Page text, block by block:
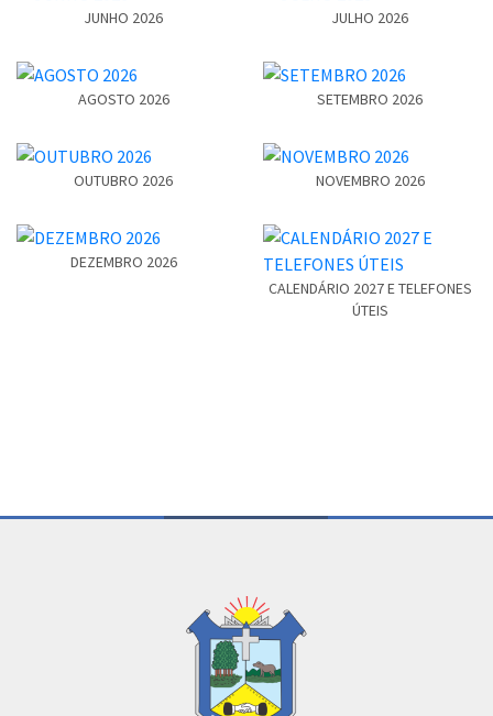
JUNHO 2026 JULHO 2026
AGOSTO 2026 SETEMBRO 2026
OUTUBRO 2026 NOVEMBRO 2026
DEZEMBRO 2026
CALENDÁRIO 2027 E TELEFONES
ÚTEIS